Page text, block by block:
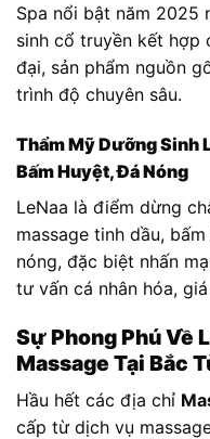
Spa nổi bật năm 2025
sinh cổ truyền kết hợp
đại, sản phẩm nguồn
trình độ chuyên sâu.
Thẩm Mỹ Dưỡng Sinh
Bấm Huyệt, Đá Nóng
LeNaa là điểm dừng
massage tinh dầu,
nóng, đặc biệt nhấn
tư vấn cá nhân hóa,
Sự Phong Phú Về
Massage Tại Bắc
Hầu hết các địa chỉ
cấp từ dịch vụ